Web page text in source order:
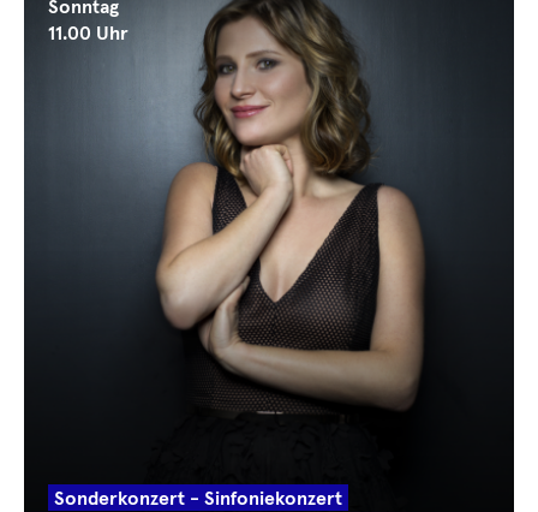
Sonntag
11.00 Uhr
Sonderkonzert - Sinfoniekonzert